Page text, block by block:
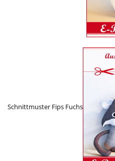
Schnittmuster Fips Fuchs